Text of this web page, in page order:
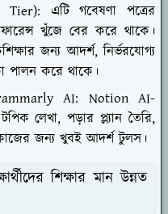
এটি গবেষণা পত্রের
খুঁজে বের করে থাকে।
জন্য আদর্শ, নির্ভরযোগ্য
পালন করে থাকে।
AI: Notion AI-
লেখা, পড়ার প্ল্যান তৈরি,
জন্য খুবই আদর্শ টুলস।
শিক্ষার মান উন্নত